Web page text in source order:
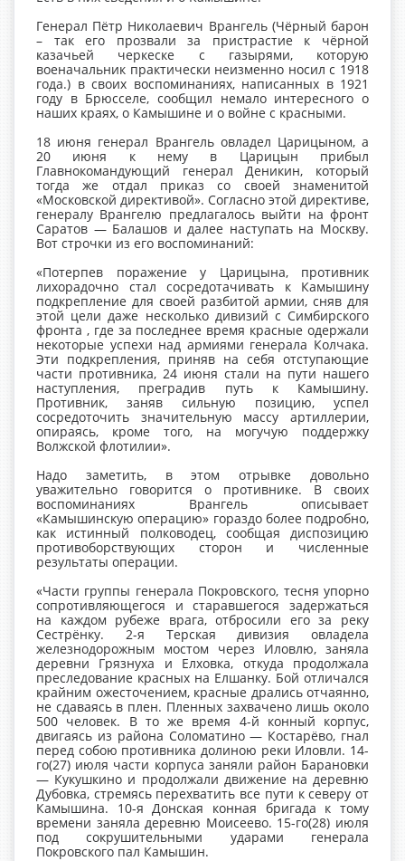
Генерал Пётр Николаевич Врангель (Чёрный барон
– так его прозвали за пристрастие к чёрной
казачьей черкеске с газырями, которую
военачальник практически неизменно носил с 1918
года.) в своих воспоминаниях, написанных в 1921
году в Брюсселе, сообщил немало интересного о
наших краях, о Камышине и о войне с красными.
18 июня генерал Врангель овладел Царицыном, а
20 июня к нему в Царицын прибыл
Главнокомандующий генерал Деникин, который
тогда же отдал приказ со своей знаменитой
«Московской директивой». Согласно этой директиве,
генералу Врангелю предлагалось выйти на фронт
Саратов — Балашов и далее наступать на Москву.
Вот строчки из его воспоминаний:
«Потерпев поражение у Царицына, противник
лихорадочно стал сосредотачивать к Камышину
подкрепление для своей разбитой армии, сняв для
этой цели даже несколько дивизий с Симбирского
фронта , где за последнее время красные одержали
некоторые успехи над армиями генерала Колчака.
Эти подкрепления, приняв на себя отступающие
части противника, 24 июня стали на пути нашего
наступления, преградив путь к Камышину.
Противник, заняв сильную позицию, успел
сосредоточить значительную массу артиллерии,
опираясь, кроме того, на могучую поддержку
Волжской флотилии».
Надо заметить, в этом отрывке довольно
уважительно говорится о противнике. В своих
воспоминаниях Врангель описывает
«Камышинскую операцию» гораздо более подробно,
как истинный полководец, сообщая диспозицию
противоборствующих сторон и численные
результаты операции.
«Части группы генерала Покровского, тесня упорно
сопротивляющегося и старавшегося задержаться
на каждом рубеже врага, отбросили его за реку
Сестрёнку. 2-я Терская дивизия овладела
железнодорожным мостом через Иловлю, заняла
деревни Грязнуха и Елховка, откуда продолжала
преследование красных на Елшанку. Бой отличался
крайним ожесточением, красные дрались отчаянно,
не сдаваясь в плен. Пленных захвачено лишь около
500 человек. В то же время 4-й конный корпус,
двигаясь из района Соломатино — Костарёво, гнал
перед собою противника долиною реки Иловли. 14-
го(27) июля части корпуса заняли район Барановки
— Кукушкино и продолжали движение на деревню
Дубовка, стремясь перехватить все пути к северу от
Камышина. 10-я Донская конная бригада к тому
времени заняла деревню Моисеево. 15-го(28) июля
под сокрушительными ударами генерала
Покровского пал Камышин.